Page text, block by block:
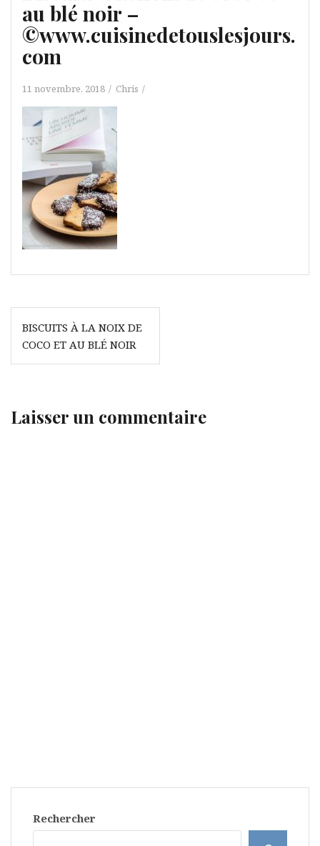
au blé noir –
©www.cuisinedetouslesjours.
com
11 novembre, 2018 Chris
Navigation
de
l’article
BISCUITS À LA NOIX DE
COCO ET AU BLÉ NOIR
Laisser un commentaire
Rechercher